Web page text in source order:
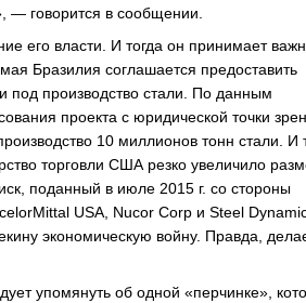
— говорится в сообщении.
его власти. И тогда он принимает
Бразилия соглашается предоставить
под производство стали. По данным
проекта с юридической точки
10 миллионов тонн стали. И
торговли США резко увеличило
поданный в июле 2015 г. со стороны
USA, Nucor Corp и Steel
экономическую войну. Правда,
упомянуть об одной «перчинке»,